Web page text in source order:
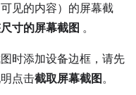
见的内容）的屏幕截
寸的屏幕截图 。
时添加设备边框，请先
点击截取屏幕截图。